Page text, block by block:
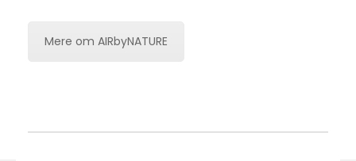
Mere om AIRbyNATURE